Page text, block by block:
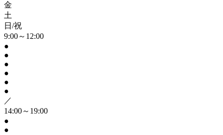
金
土
日/祝
9:00～12:00
●
●
●
●
●
●
／
14:00～19:00
●
●